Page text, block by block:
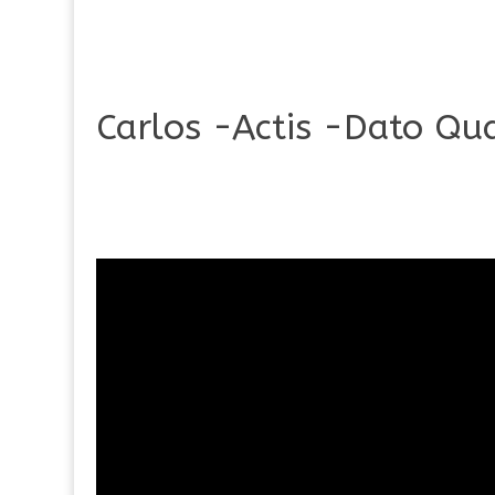
Carlos -Actis -Dato